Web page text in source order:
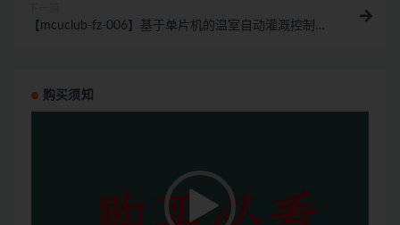
【mcuclub-fz-006】基于单片机的温室自动灌溉控制的
购买须知